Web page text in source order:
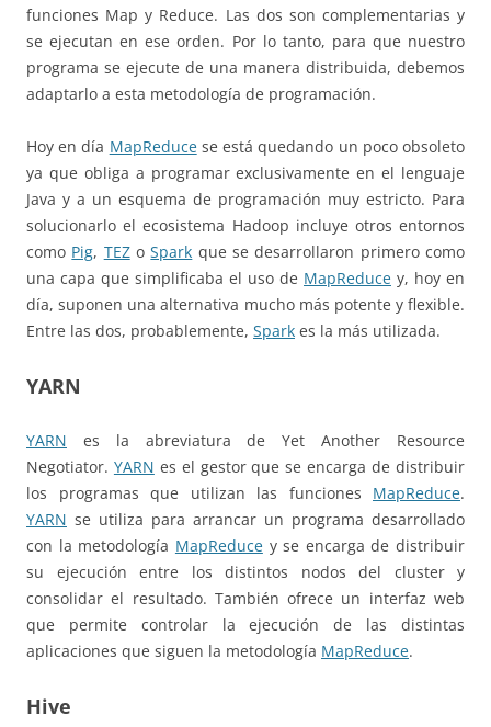
funciones Map y Reduce. Las dos son complementarias y
se ejecutan en ese orden. Por lo tanto, para que nuestro
programa se ejecute de una manera distribuida, debemos
adaptarlo a esta metodología de programación.
Hoy en día MapReducese está quedando un poco obsoleto
ya que obliga a programar exclusivamente en el lenguaje
Java y a un esquema de programación muy estricto. Para
solucionarlo el ecosistema Hadoop incluye otros entornos
como Pig, TEZoSpark que se desarrollaron primero como
una capa que simplificaba el uso de MapReduce y, hoy en
día, suponen una alternativa mucho más potente y flexible.
Entre las dos, probablemente, Spark es la más utilizada.
YARN
YARN es la abreviatura de Yet Another Resource
Negotiator. YARN es el gestor que se encarga de distribuir
los programas que utilizan las funciones MapReduce.
YARN se utiliza para arrancar un programa desarrollado
con la metodología MapReducey se encarga de distribuir
su ejecución entre los distintos nodos del cluster y
consolidar el resultado. También ofrece un interfaz web
que permite controlar la ejecución de las distintas
aplicaciones que siguen la metodología MapReduce.
Hive